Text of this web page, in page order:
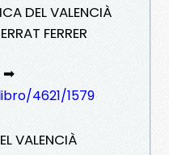
DEL VALENCIÀ
FERRER
➡
4621/1579
VALENCIÀ